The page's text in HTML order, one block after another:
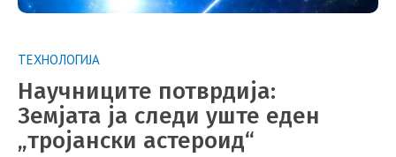
ТЕХНОЛОГИЈА
Научниците потврдија:
Земјата ја следи уште еден
„тројански астероид“